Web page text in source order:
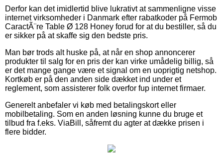
Derfor kan det imidlertid blive lukrativt at sammenligne visse
internet virksomheder i Danmark efter rabatkoder på Fermob
CaractÃ¨re Table Ø 128 Honey forud for at du bestiller, så du
er sikker på at skaffe sig den bedste pris.
Man bør trods alt huske på, at når en shop annoncerer
produkter til salg for en pris der kan virke umådelig billig, så
er det mange gange være et signal om en uoprigtig netshop.
Kortkøb er på den anden side dækket ind under et
reglement, som assisterer folk overfor fup internet firmaer.
Generelt anbefaler vi køb med betalingskort eller
mobilbetaling. Som en anden løsning kunne du bruge et
tilbud fra f.eks. ViaBill, såfremt du agter at dække prisen i
flere bidder.